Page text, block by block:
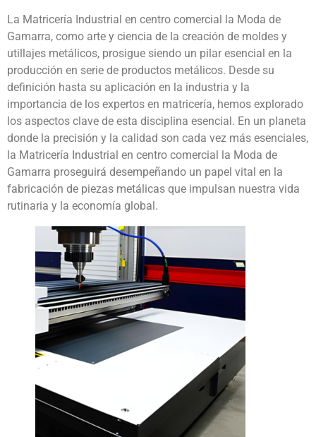
La Matricería Industrial en centro comercial la Moda de
Gamarra, como arte y ciencia de la creación de moldes y
utillajes metálicos, prosigue siendo un pilar esencial en la
producción en serie de productos metálicos. Desde su
definición hasta su aplicación en la industria y la
importancia de los expertos en matricería, hemos explorado
los aspectos clave de esta disciplina esencial. En un planeta
donde la precisión y la calidad son cada vez más esenciales,
la Matricería Industrial en centro comercial la Moda de
Gamarra proseguirá desempeñando un papel vital en la
fabricación de piezas metálicas que impulsan nuestra vida
rutinaria y la economía global.